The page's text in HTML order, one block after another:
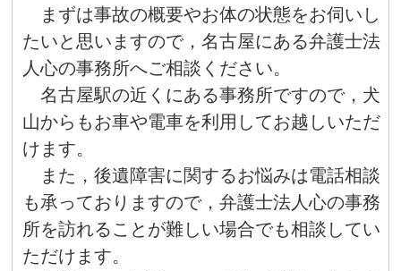
まずは事故の概要やお体の状態をお伺いし
たいと思いますので，名古屋にある弁護士法
人心の事務所へご相談ください。
名古屋駅の近くにある事務所ですので，犬
山からもお車や電車を利用してお越しいただ
けます。
また，後遺障害に関するお悩みは電話相談
も承っておりますので，弁護士法人心の事務
所を訪れることが難しい場合でも相談してい
ただけます。